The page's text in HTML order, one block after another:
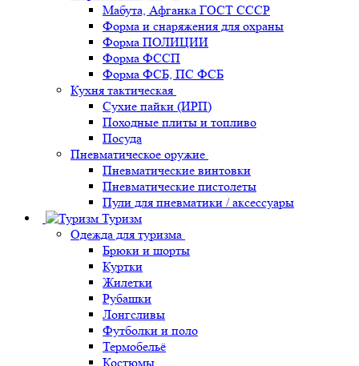
Мабута, Афганка ГОСТ СССР
Форма и снаряжения для охраны
Форма ПОЛИЦИИ
Форма ФССП
Форма ФСБ, ПС ФСБ
Кухня тактическая
Сухие пайки (ИРП)
Походные плиты и топливо
Посуда
Пневматическое оружие
Пневматические винтовки
Пневматические пистолеты
Пули для пневматики / аксессуары
Туризм
Одежда для туризма
Брюки и шорты
Куртки
Жилетки
Рубашки
Лонгсливы
Футболки и поло
Термобельё
Костюмы